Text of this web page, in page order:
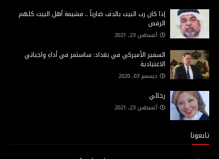
إذا كان رب البيت بالدف ضارباً .. فشيمة أهل البيت كلهم
الرقص
أغسطس 23, 2021
السفير الأميركي في بغداد: ساستمر في أداءِ واجباتي
الاعتيادية
ديسمبر 03, 2020
رجائي
أغسطس 23, 2021
تابعونا